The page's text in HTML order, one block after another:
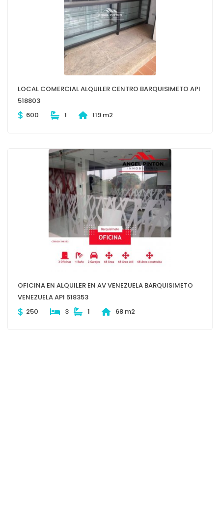
LOCAL COMERCIAL ALQUILER CENTRO BARQUISIMETO API
518803
$ 600 1 119 m2
OFICINA EN ALQUILER EN AV VENEZUELA BARQUISIMETO
VENEZUELA API 518353
$ 250 3 1 68 m2